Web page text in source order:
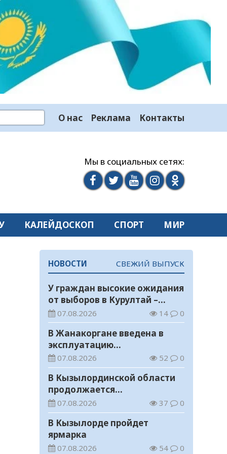
О нас Реклама Контакты
Мы в социальных сетях:
КАЛЕЙДОСКОП СПОРТ МИР
НОВОСТИ СВЕЖИЙ ВЫПУСК
У граждан высокие ожидания
от выборов в Курултай –
опрос общественного мнения
07.08.2026 14 0
В Жанакоргане введена в
эксплуатацию
водораспределительная
станция
07.08.2026 52 0
В Кызылординской области
продолжается
экологическая акция «Таза
Қазақстан»
07.08.2026 37 0
В Кызылорде пройдет
ярмарка
07.08.2026 54 0